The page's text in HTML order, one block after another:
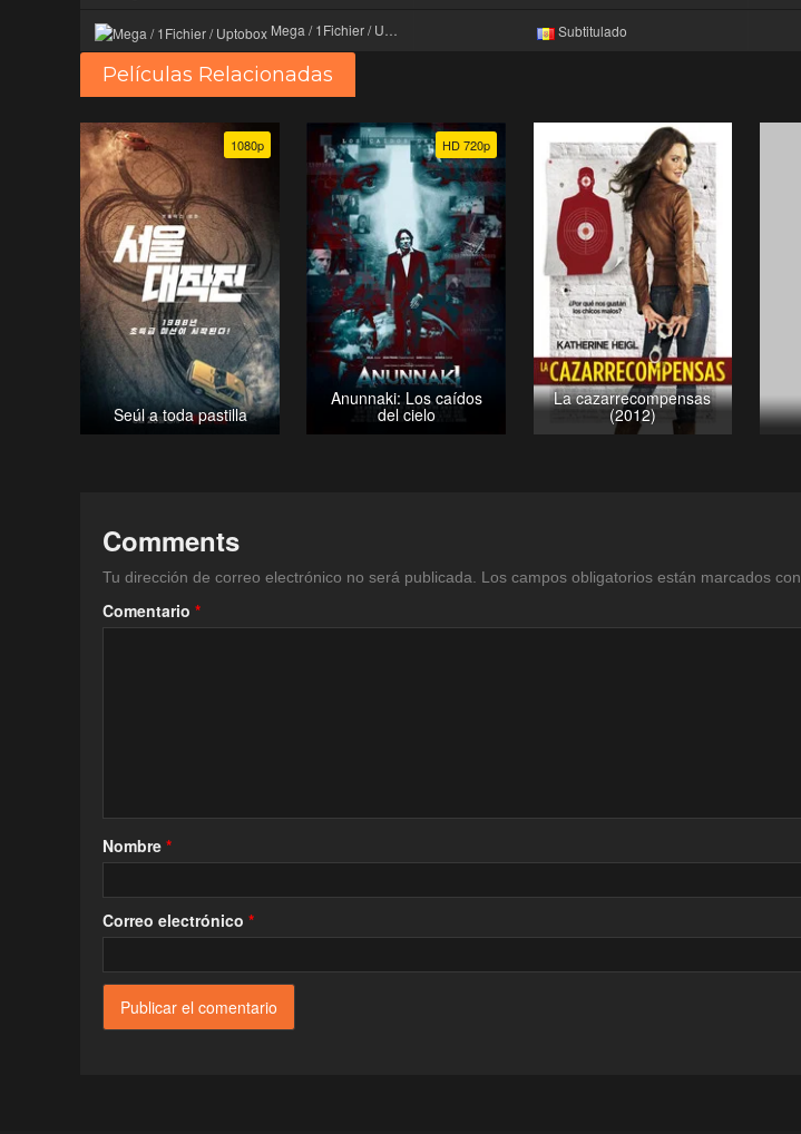
Mega / 1Fichier / Uptobox Subtitulado
Películas Relacionadas
1080p
Seúl a toda pastilla
HD 720p
Anunnaki: Los caídos
del cielo
La cazarrecompensas
(2012)
Comments
Tu dirección de correo electrónico no será publicada. Los campos obligatorios están marcados con
Comentario *
Nombre *
Correo electrónico *